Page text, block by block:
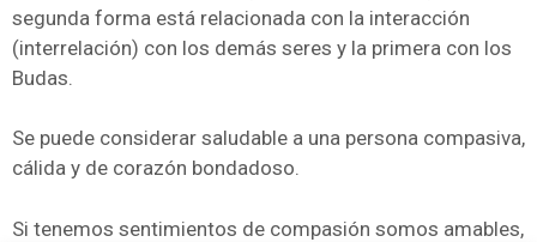
segunda forma está relacionada con la interacción
(interrelación) con los demás seres y la primera con los
Budas.
Se puede considerar saludable a una persona compasiva,
cálida y de corazón bondadoso.
Si tenemos sentimientos de compasión somos amables,